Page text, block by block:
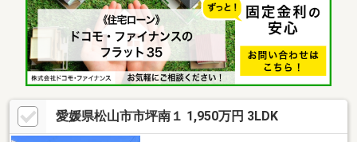
愛媛県松山市市坪南１ 1,950万円 3LDK